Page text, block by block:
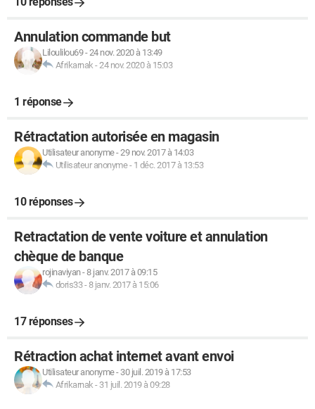
Annulation commande but
Liloulilou69-24 nov. 2020 à 13:49
Afrikarnak -24 nov. 2020 à 15:03
1 réponse
Rétractation autorisée en magasin
Utilisateur anonyme-29 nov. 2017 à 14:03
Utilisateur anonyme- 1 déc. 2017 à 13:53
10 réponses
Retractation de vente voiture et annulation
chèque de banque
rojinaviyan-8 janv. 2017 à 09:15
doris33- 8 janv. 2017 à 15:06
17 réponses
Rétraction achat internet avant envoi
Utilisateur anonyme- 30 juil. 2019 à 17:53
Afrikarnak - 31 juil. 2019 à 09:28